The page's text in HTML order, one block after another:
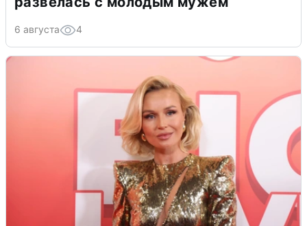
6 августа 4